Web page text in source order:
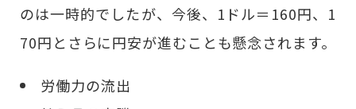
のは一時的でしたが、今後、1ドル＝160円、1
70円とさらに円安が進むことも懸念されます。
労働力の流出